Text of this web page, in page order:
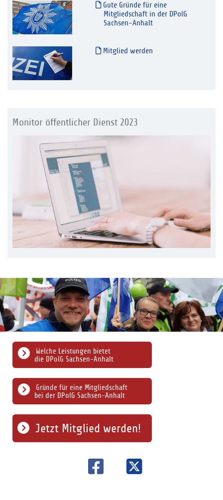
Gute Gründe für eine
Mitgliedschaft in der DPolG
Sachsen-Anhalt
Mitglied werden
Monitor öffentlicher Dienst 2023
Gründe für eine Mitgliedschaft
bei der DPolG Sachsen-Anhalt
Welche Leistungen bietet
die DPolG Sachsen-Anhalt
Jetzt Mitglied werden!